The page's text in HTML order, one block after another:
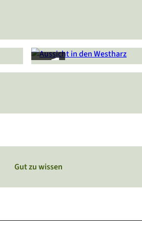
© Volksbank Arena Harz, Harz: Magische Gebir
Gut zu wissen